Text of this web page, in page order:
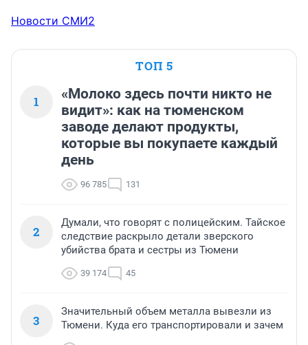
Новости СМИ2
ТОП 5
1
«Молоко здесь почти никто не
видит»: как на тюменском
заводе делают продукты,
которые вы покупаете каждый
день
96 785 131
2
Думали, что говорят с полицейским. Тайское
следствие раскрыло детали зверского
убийства брата и сестры из Тюмени
39 174 45
3
Значительный объем металла вывезли из
Тюмени. Куда его транспортировали и зачем